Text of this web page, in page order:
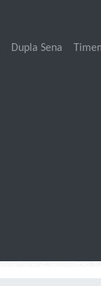
Dupla Sena